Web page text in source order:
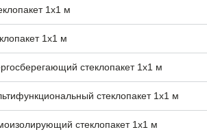
1х1 м
1х1 м
стеклопакет 1х1 м
стеклопакет 1х1 м
стеклопакет 1х1 м